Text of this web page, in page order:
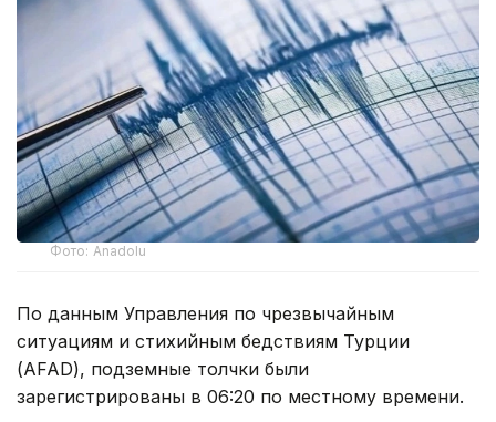
Фото: Anadolu
По данным Управления по чрезвычайным
ситуациям и стихийным бедствиям Турции
(AFAD), подземные толчки были
зарегистрированы в 06:20 по местному времени.